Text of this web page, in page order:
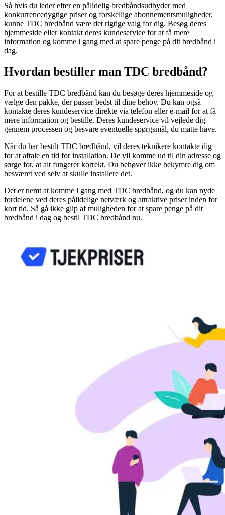
Så hvis du leder efter en pålidelig bredbåndsudbyder med
konkurrencedygtige priser og forskellige abonnementsmuligheder,
kunne TDC bredbånd være det rigtige valg for dig. Besøg deres
hjemmeside eller kontakt deres kundeservice for at få mere
information og komme i gang med at spare penge på dit bredbånd i
dag.
Hvordan bestiller man TDC bredbånd?
For at bestille TDC bredbånd kan du besøge deres hjemmeside og
vælge den pakke, der passer bedst til dine behov. Du kan også
kontakte deres kundeservice direkte via telefon eller e-mail for at få
mere information og bestille. Deres kundeservice vil vejlede dig
gennem processen og besvare eventuelle spørgsmål, du måtte have.
Når du har bestilt TDC bredbånd, vil deres teknikere kontakte dig
for at aftale en tid for installation. De vil komme ud til din adresse og
sørge for, at alt fungerer korrekt. Du behøver ikke bekymre dig om
besværet ved selv at skulle installere det.
Det er nemt at komme i gang med TDC bredbånd, og du kan nyde
fordelene ved deres pålidelige netværk og attraktive priser inden for
kort tid. Så gå ikke glip af muligheden for at spare penge på dit
bredbånd i dag og bestil TDC bredbånd nu.